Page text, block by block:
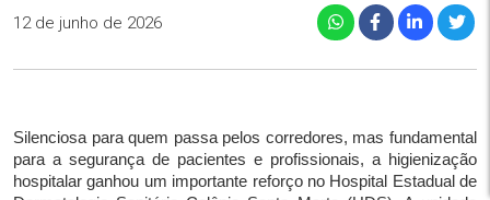
12 de junho de 2026
Silenciosa para quem passa pelos corredores, mas fundamental
para a segurança de pacientes e profissionais, a higienização
hospitalar ganhou um importante reforço no Hospital Estadual de